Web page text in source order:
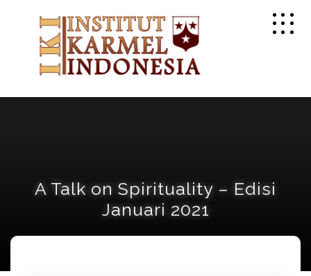
A Talk on Spirituality – Edisi
Januari 2021